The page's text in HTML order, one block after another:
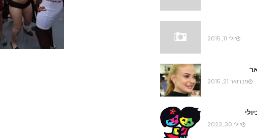
יולי 11, 2015
פברואר 21, 2015
יולי 30, 2023